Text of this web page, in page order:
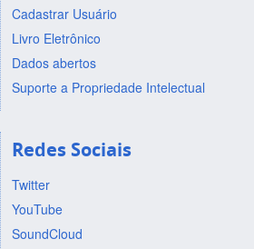
Cadastrar Usuário
Livro Eletrônico
Dados abertos
Suporte a Propriedade Intelectual
Redes Sociais
Twitter
YouTube
SoundCloud